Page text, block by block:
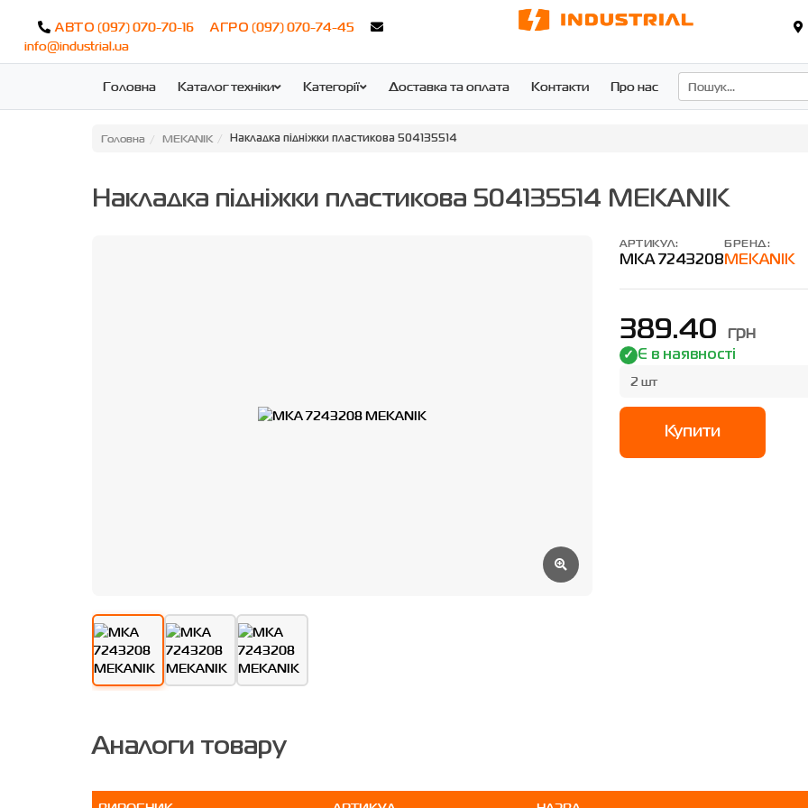
АВТО (097) 070-70-16 АГРО (097) 070-74-45
info@industrial.ua
Головна Каталог техніки Категорії Доставка та оплата Контакти Про нас
Головна MEKANIK Накладка підніжки пластикова 504135514
Накладка підніжки пластикова 504135514 MEKANIK
АРТИКУЛ:
MKA 7243208
БРЕНД:
MEKANIK
389.40 грн
Є в наявності
2 шт
Купити
Аналоги товару